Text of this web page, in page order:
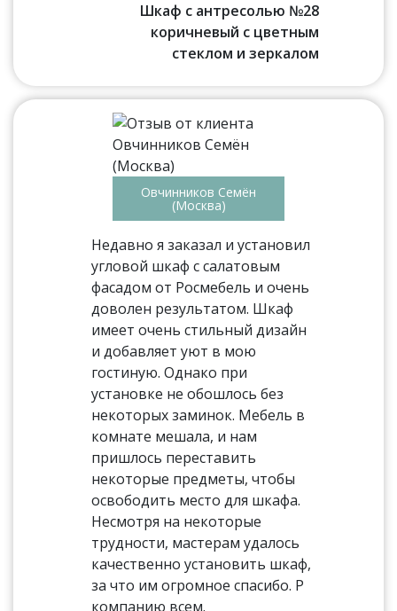
Шкаф с антресолью №28
коричневый с цветным
стеклом и зеркалом
Овчинников Семён
(Москва)
Недавно я заказал и установил
угловой шкаф с салатовым
фасадом от Росмебель и очень
доволен результатом. Шкаф
имеет очень стильный дизайн
и добавляет уют в мою
гостиную. Однако при
установке не обошлось без
некоторых заминок. Мебель в
комнате мешала, и нам
пришлось переставить
некоторые предметы, чтобы
освободить место для шкафа.
Несмотря на некоторые
трудности, мастерам удалось
качественно установить шкаф,
за что им огромное спасибо. Р
компанию всем.